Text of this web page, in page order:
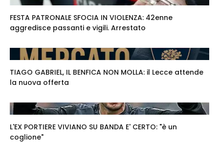
FESTA PATRONALE SFOCIA IN VIOLENZA: 42enne
aggredisce passanti e vigili. Arrestato
TIAGO GABRIEL, IL BENFICA NON MOLLA: il Lecce attende
la nuova offerta
L'EX PORTIERE VIVIANO SU BANDA E' CERTO: "è un
coglione"